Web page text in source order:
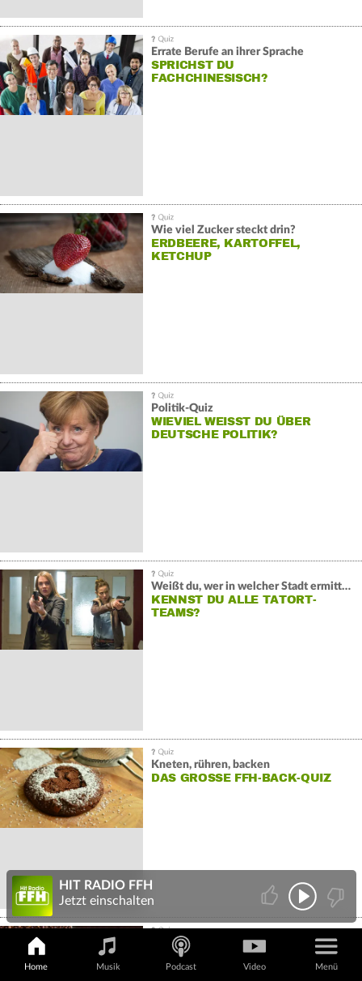
Errate Berufe an ihrer Sprache
SPRICHST DU
FACHCHINESISCH?
Wie viel Zucker steckt drin?
ERDBEERE, KARTOFFEL,
KETCHUP
Politik-Quiz
WIEVIEL WEISST DU ÜBER D
EUTSCHE POLITIK?
Weißt du, wer in welcher Stadt ermittelt?
KENNST DU ALLE TATORT-
TEAMS?
Kneten, rühren, backen
DAS GROSSE FFH-BACK-QUIZ
Das verblüffende Kaffee-Quiz
HAT GOETHE DAS KOFFEIN
ENTDECKT?
Home Musik Podcast Video Menü
HIT RADIO FFH
Jetzt einschalten